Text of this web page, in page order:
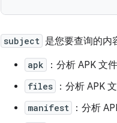
subject 是您要查询的内
apk ：分析 APK 文
files ：分析 APK
manifest ：分析